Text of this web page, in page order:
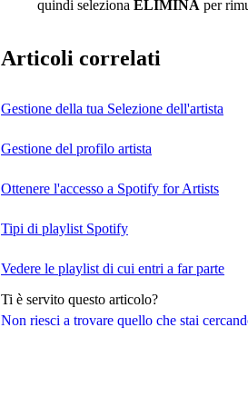
Non riesci a trovare quello che stai
quindi seleziona ELIMINA per
Articoli correlati
Gestione della tua Selezione dell'artista
Gestione del profilo artista
Ottenere l'accesso a Spotify for Artists
Tipi di playlist Spotify
Vedere le playlist di cui entri a far parte
Ti è servito questo articolo?